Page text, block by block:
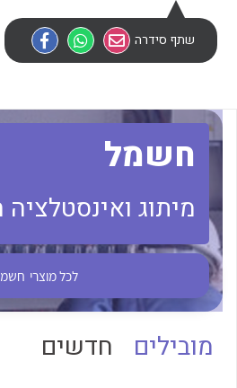
לכל מוצרי היצרן
שתף סידרה
חשמל
מיתוג
לכל מוצרי
מובילים חדשים